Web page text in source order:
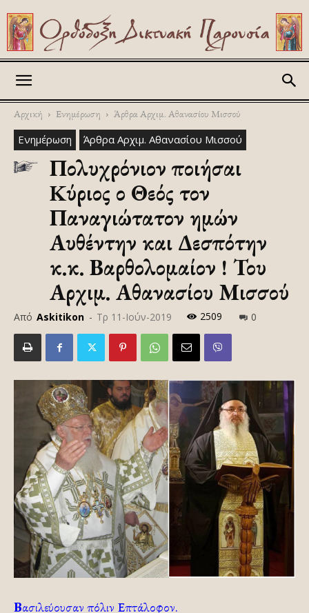
Αρχική Ενημέρωση Άρθρα Αρχιμ. Αθανασίου Μισσού
Ενημέρωση Άρθρα Αρχιμ. Αθανασίου Μισσού
Πολυχρόνιον ποιήσαι
Kύριος ο Θεός τον
Παναγιώτατον ημών
Αυθέντην και Δεσπότην
κ.κ. Βαρθολομαίον ! Του
Αρχιμ. Αθανασίου Μισσού
Από Askitikon - Τρ 11-Ιούν-2019 2509 0
Βασιλεύουσαν πόλιν Επτάλοφον.